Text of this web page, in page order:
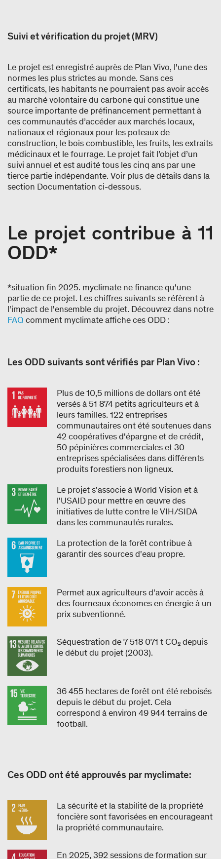
Suivi et vérification du projet (MRV)
Le projet est enregistré auprès de Plan Vivo, l'une des
normes les plus strictes au monde. Sans ces
certificats, les habitants ne pourraient pas avoir accès
au marché volontaire du carbone qui constitue une
source importante de préfinancement permettant à
ces communautés d’accéder aux marchés locaux,
nationaux et régionaux pour les poteaux de
construction, le bois combustible, les fruits, les extraits
médicinaux et le fourrage. Le projet fait l’objet d’un
suivi annuel et est audité tous les cinq ans par une
tierce partie indépendante. Voir plus de détails dans la
section Documentation ci-dessous.
Le projet contribue à 11
ODD*
*situation fin 2025. myclimate ne finance qu'une
partie de ce projet. Les chiffres suivants se réfèrent à
l'impact de l'ensemble du projet. Découvrez dans notre
FAQ comment myclimate affiche ces ODD :
Les ODD suivants sont vérifiés par Plan Vivo :
Plus de 10,5 millions de dollars ont été
versés à 51 874 petits agriculteurs et à
leurs familles. 122 entreprises
communautaires ont été soutenues dans
42 coopératives d'épargne et de crédit,
50 pépinières commerciales et 30
entreprises spécialisées dans différents
produits forestiers non ligneux.
Le projet s'associe à World Vision et à
l'USAID pour mettre en œuvre des
initiatives de lutte contre le VIH/SIDA
dans les communautés rurales.
La protection de la forêt contribue à
garantir des sources d'eau propre.
Permet aux agriculteurs d'avoir accès à
des fourneaux économes en énergie à un
prix subventionné.
Séquestration de 7 518 071 t CO₂ depuis
le début du projet (2003).
36 455 hectares de forêt ont été reboisés
depuis le début du projet. Cela
correspond à environ 49 944 terrains de
football.
Ces ODD ont été approuvés par myclimate:
La sécurité et la stabilité de la propriété
foncière sont favorisées en encourageant
la propriété communautaire.
En 2025, 392 sessions de formation sur